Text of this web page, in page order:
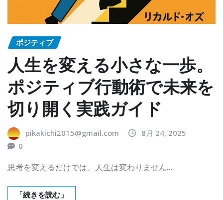
ポジティブ
人生を変える小さな一歩。
ポジティブ行動術で未来を
切り開く実践ガイド
pikakichi2015@gmail.com
8月 24, 2025
0
思考を変えるだけでは、人生は変わりません…
「続きを読む」